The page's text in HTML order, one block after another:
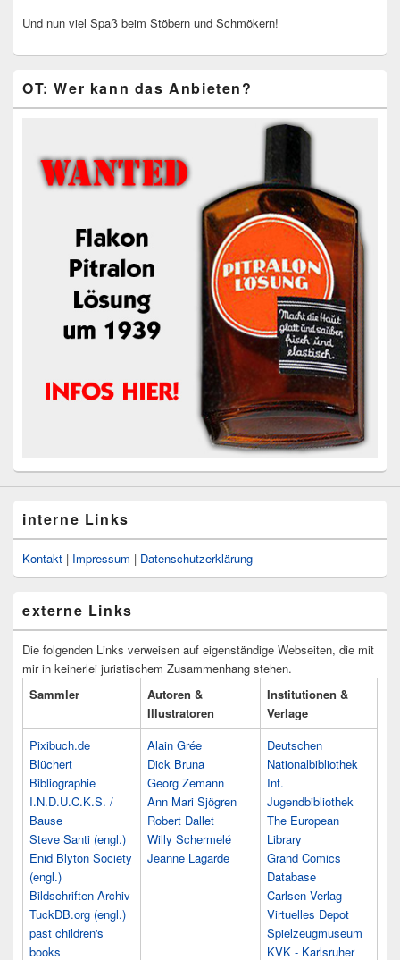
Und nun viel Spaß beim Stöbern und Schmökern!
OT: Wer kann das Anbieten?
interne Links
Kontakt | Impressum | Datenschutzerklärung
externe Links
Die folgenden Links verweisen auf eigenständige Webseiten, die mit
mir in keinerlei juristischem Zusammenhang stehen.
Sammler
Autoren &
Illustratoren
Institutionen &
Verlage
Pixibuch.de
Blüchert
Bibliographie
I.N.D.U.C.K.S. /
Bause
Steve Santi (engl.)
Enid Blyton Society
(engl.)
Bildschriften-Archiv
TuckDB.org (engl.)
past children's
books
Alain Grée
Dick Bruna
Georg Zemann
Ann Mari Sjögren
Robert Dallet
Willy Schermelé
Jeanne Lagarde
Deutschen
Nationalbibliothek
Int.
Jugendbibliothek
The European
Library
Grand Comics
Database
Carlsen Verlag
Virtuelles Depot
Spielzeugmuseum
KVK - Karlsruher